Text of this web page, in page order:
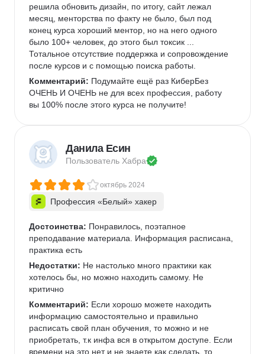
решила обновить дизайн, по итогу, сайт лежал
месяц, менторства по факту не было, был под
конец курса хороший ментор, но на него одного
было 100+ человек, до этого был токсик ...
Тотальное отсутствие поддержка и сопровождение
после курсов и с помощью поиска работы.
Комментарий: Подумайте ещё раз КиберБез
ОЧЕНЬ И ОЧЕНЬ не для всех профессия, работу
вы 100% после этого курса не получите!
Данила Есин
Пользователь Хабра
октябрь 2024
Профессия «Белый» хакер
Достоинства: Понравилось, поэтапное
преподавание материала. Информация расписана,
практика есть
Недостатки: Не настолько много практики как
хотелось бы, но можно находить самому. Не
критично
Комментарий: Если хорошо можете находить
информацию самостоятельно и правильно
расписать свой план обучения, то можно и не
приобретать, т.к инфа вся в открытом доступе. Если
времени на это нет и не знаете как сделать, то